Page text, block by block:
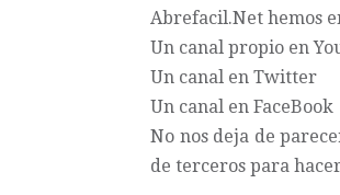
Abrefacil.Net hemos
Un canal propio en
Un canal en Twitter
Un canal en FaceBook
No nos deja de
de terceros para